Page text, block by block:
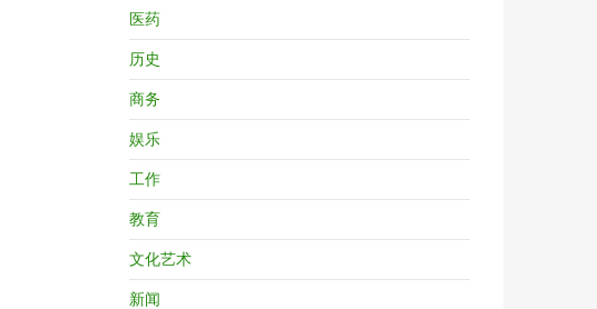
医药
历史
商务
娱乐
工作
教育
文化艺术
新闻